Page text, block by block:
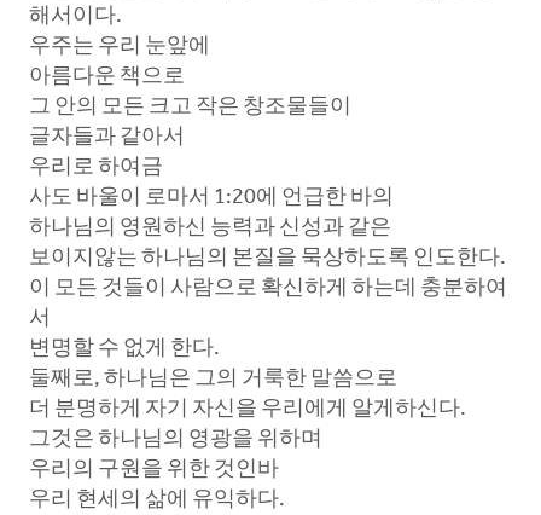
해서이다.
우주는 우리 눈앞에
아름다운 책으로
그 안의 모든 크고 작은 창조물들이
글자들과 같아서
우리로 하여금
사도 바울이 로마서 1:20에 언급한 바의
하나님의 영원하신 능력과 신성과 같은
보이지않는 하나님의 본질을 묵상하도록 인도한다.
이 모든 것들이 사람으로 확신하게 하는데 충분하여
서
변명할 수 없게 한다.
둘째로, 하나님은 그의 거룩한 말씀으로
더 분명하게 자기 자신을 우리에게 알게하신다.
그것은 하나님의 영광을 위하며
우리의 구원을 위한 것인바
우리 현세의 삶에 유익하다.